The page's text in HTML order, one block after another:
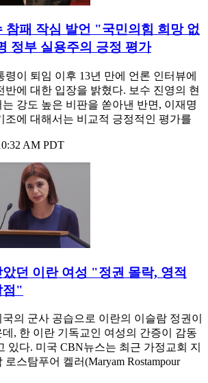
참패 작심 발언 "국민의힘 희망 없
정부 실용주의 긍정 평가
령이 퇴임 이후 13년 만에 언론 인터뷰에
반에 대한 입장을 밝혔다. 보수 진영의 현
강도 높은 비판을 쏟아낸 반면, 이재명
조에 대해서는 비교적 긍정적인 평가를
AM PDT
던 이란 여성 "정권 몰락, 영적
점"
의 군사 공습으로 이란의 이슬람 정권이
, 한 이란 기독교인 여성의 간증이 감동
있다. 미국 CBN뉴스는 최근 가정교회 지
로스탐푸어 켈러(Maryam Rostampour